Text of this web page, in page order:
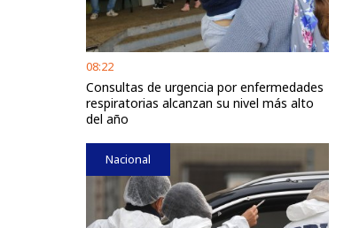
08:22
Consultas de urgencia por enfermedades
respiratorias alcanzan su nivel más alto
del año
Nacional